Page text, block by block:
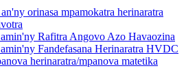
orinasa mpamokatra herinaratra
Rafitra Angovo Azo Havaozina
Fandefasana Herinaratra HVDC
herinaratra/mpanova matetika